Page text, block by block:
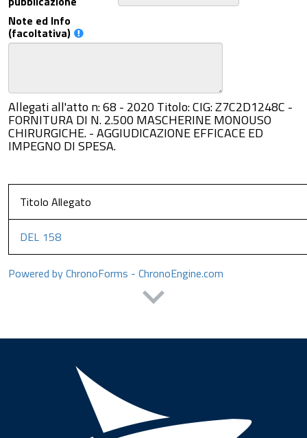
Note ed Info
(facoltativa)
Allegati all'atto n: 68 - 2020 Titolo: CIG: Z7C2D1248C -
FORNITURA DI N. 2.500 MASCHERINE MONOUSO
CHIRURGICHE. - AGGIUDICAZIONE EFFICACE ED
IMPEGNO DI SPESA.
Titolo Allegato
DEL 158
Powered by ChronoForms - ChronoEngine.com